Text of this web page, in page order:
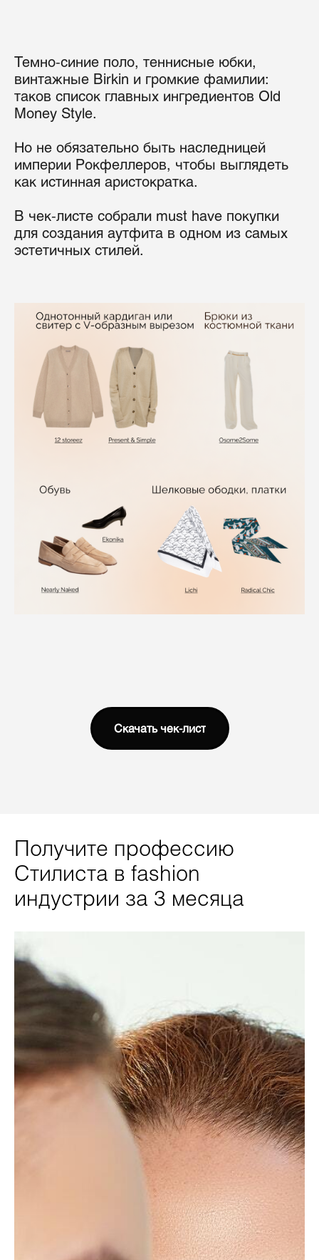
Темно-синие поло, теннисные юбки,
винтажные Birkin и громкие фамилии:
таков список главных ингредиентов Old
Money Style.
Но не обязательно быть наследницей
империи Рокфеллеров, чтобы выглядеть
как истинная аристократка.
В чек-листе собрали must have покупки
для создания аутфита в одном из самых
эстетичных стилей.
Скачать чек-лист
Получите профессию
Стилиста в fashion
индустрии за 3 месяца